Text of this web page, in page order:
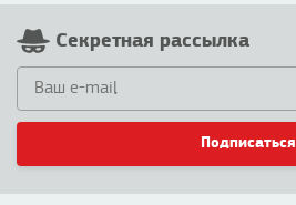
Секретная рассылка
Подписаться